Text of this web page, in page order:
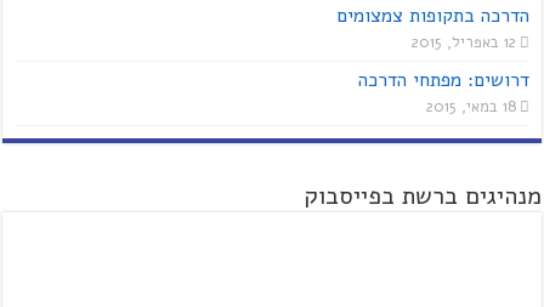
הדרכה בתקופות צמצומים
12 באפריל, 2015
דרושים: מפתחי הדרכה
18 במאי, 2015
מנהיגים ברשת בפייסבוק